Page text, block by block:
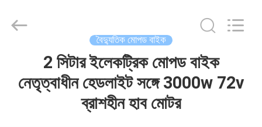
Vehicle
Co.,Ltd.
বৈদ্যুতিক মোপড বাইক
2 সিটার ইলেকট্রিক মোপড বাইক
নেতৃত্বাধীন হেডলাইট সঙ্গে 3000w 72v
ব্রাশহীন হাব মোটর